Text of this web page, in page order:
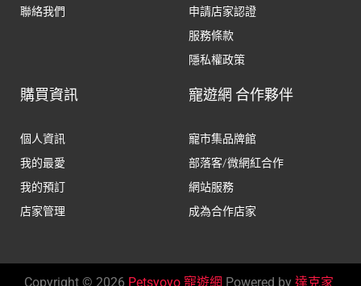
聯絡我們
申請店家認證
服務條款
隱私權政策
購買資訊
個人資訊
我的最愛
我的預訂
店家管理
寵遊網 合作夥伴
寵市集品牌館
部落客/微網紅合作
網站服務
成為合作店家
Copyright © 2026 Petsyoyo 寵遊網 Powered by 達克家